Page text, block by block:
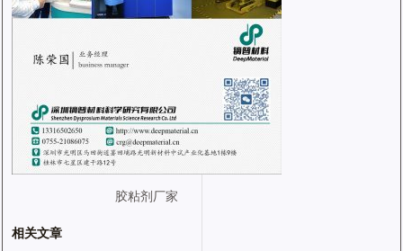
胶粘剂厂家
相关文章